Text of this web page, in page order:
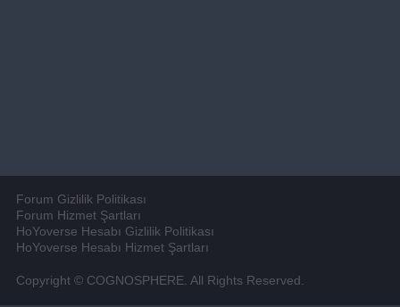
Forum Gizlilik Politikası
Forum Hizmet Şartları
HoYoverse Hesabı Gizlilik Politikası
HoYoverse Hesabı Hizmet Şartları
Copyright © COGNOSPHERE. All Rights Reserved.